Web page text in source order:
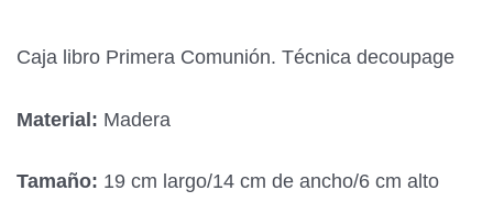
Caja libro Primera Comunión. Técnica decoupage
Material: Madera
Tamaño: 19 cm largo/14 cm de ancho/6 cm alto